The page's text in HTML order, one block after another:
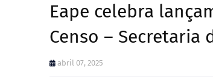
Eape celebra
Censo – Secretaria
abril 07, 2025